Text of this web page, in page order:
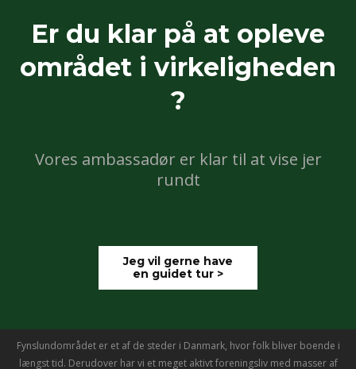
Er du klar på at opleve
området i virkeligheden
?
Vores ambassadør er klar til at vise jer
rundt
Jeg vil gerne have
en guidet tur >
Fynslundområdet er et af de steder i Danmark, hvor folk bliver boende i
længst tid. Derudover har vi et meget aktivt foreningsliv med masser af